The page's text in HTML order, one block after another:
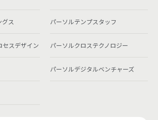
ス パーソルテンプスタッフ
セスデザイン パーソルクロステクノロジー
パーソルデジタルベンチャーズ